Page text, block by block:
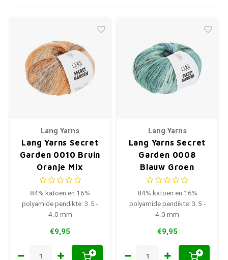
Lang Yarns
Lang Yarns Secret
Garden 0010 Bruin
Oranje Mix
84% katoen en 16%
polyamide pendikte: 3.5 -
4.0 mm
€9,95
+
Lang Yarns
Lang Yarns Secret
Garden 0008
Blauw Groen
84% katoen en 16%
polyamide pendikte: 3.5 -
4.0 mm
€9,95
+